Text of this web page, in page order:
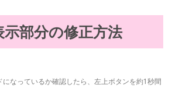
部分の修正方法
なっているか確認したら、左上ボタンを約1秒間